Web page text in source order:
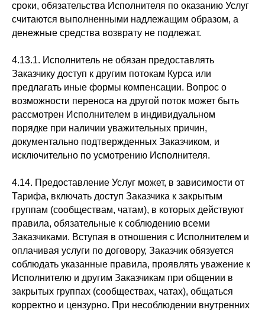
сроки, обязательства Исполнителя по оказанию Услуг
считаются выполненными надлежащим образом, а
денежные средства возврату не подлежат.
4.13.1. Исполнитель не обязан предоставлять
Заказчику доступ к другим потокам Курса или
предлагать иные формы компенсации. Вопрос о
возможности переноса на другой поток может быть
рассмотрен Исполнителем в индивидуальном
порядке при наличии уважительных причин,
документально подтвержденных Заказчиком, и
исключительно по усмотрению Исполнителя.
4.14. Предоставление Услуг может, в зависимости от
Тарифа, включать доступ Заказчика к закрытым
группам (сообществам, чатам), в которых действуют
правила, обязательные к соблюдению всеми
Заказчиками. Вступая в отношения с Исполнителем и
оплачивая услуги по договору, Заказчик обязуется
соблюдать указанные правила, проявлять уважение к
Исполнителю и другим Заказчикам при общении в
закрытых группах (сообществах, чатах), общаться
корректно и цензурно. При несоблюдении внутренних